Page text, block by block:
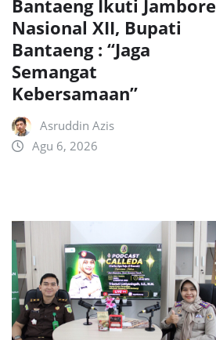
Bantaeng Ikuti Jambore
Nasional XII, Bupati
Bantaeng : “Jaga
Semangat
Kebersamaan”
Asruddin Azis
Agu 6, 2026